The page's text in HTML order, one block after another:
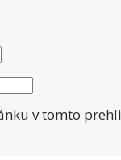
v tomto